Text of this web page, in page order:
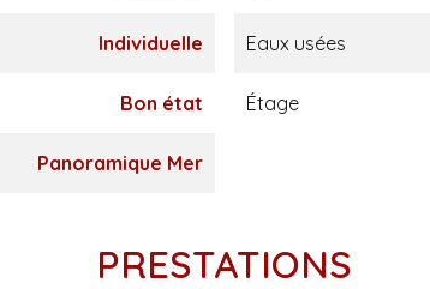
Individuelle Eaux usées
Bon état Étage
Panoramique Mer
PRESTATIONS